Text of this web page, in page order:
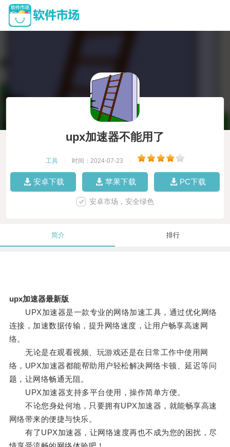
upx加速器不能用了
工具 时间：2024-07-23
安卓下载 苹果下载 PC下载
安卓市场，安全绿色
简介 排行
upx加速器最新版
UPX加速器是一款专业的网络加速工具，通过优化网络
连接，加速数据传输，提升网络速度，让用户畅享高速网
络。
无论是在观看视频、玩游戏还是在日常工作中使用网
络，UPX加速器都能帮助用户轻松解决网络卡顿、延迟等问
题，让网络畅通无阻。
UPX加速器支持多平台使用，操作简单方便。
不论您身处何地，只要拥有UPX加速器，就能畅享高速
网络带来的便捷与快乐。
有了UPX加速器，让网络速度再也不成为您的困扰，尽